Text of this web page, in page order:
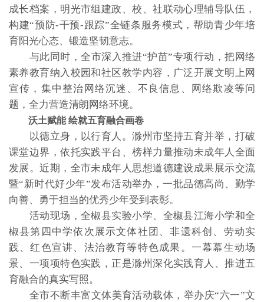
成长档案，明光市组建政、校、社联动心理辅导队伍，
构建“预防-干预-跟踪”全链条服务模式，帮助青少年培
育阳光心态、锻造坚韧意志。
与此同时，全市深入推进“护苗”专项行动，把网络
素养教育纳入校园和社区教学内容，广泛开展文明上网
宣传，集中整治网络沉迷、不良信息、网络欺凌等问
题，全力营造清朗网络环境。
沃土赋能 绘就五育融合画卷
以德立身，以行育人。滁州市坚持五育并举，打破
课堂边界，依托实践平台、榜样力量推动未成年人全面
发展。近期，全市未成年人思想道德建设成果展示交流
暨“新时代好少年”发布活动举办，一批品德高尚、勤学
向善、勇于担当的优秀少年受到表彰。
活动现场，全椒县实验小学、全椒县江海小学和全
椒县第四中学依次展示文体社团、非遗科创、劳动实
践、红色宣讲、法治教育等特色成果。一幕幕生动场
景、一项项特色实践，正是滁州深化实践育人、推进五
育融合的真实写照。
全市不断丰富文体美育活动载体，举办庆“六一”文